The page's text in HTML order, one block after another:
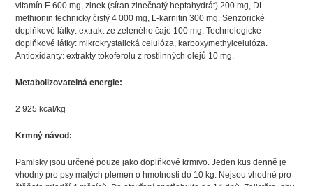
vitamín E 600 mg, zinek (síran zinečnatý heptahydrát) 200 mg, DL-
methionin technicky čistý 4 000 mg, L-karnitin 300 mg. Senzorické
doplňkové látky: extrakt ze zeleného čaje 100 mg. Technologické
doplňkové látky: mikrokrystalická celulóza, karboxymethylcelulóza.
Antioxidanty: extrakty tokoferolu z rostlinných olejů 10 mg.
Metabolizovatelná energie:
2 925 kcal/kg
Krmný návod:
Pamlsky jsou určené pouze jako doplňkové krmivo. Jeden kus denně je
vhodný pro psy malých plemen o hmotnosti do 10 kg. Nejsou vhodné pro